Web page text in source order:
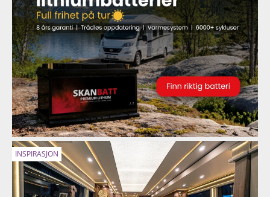
INSPIRASJON